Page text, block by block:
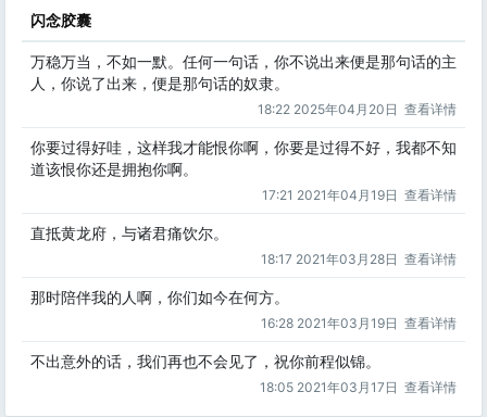
闪念胶囊
万稳万当，不如一默。任何一句话，你不说出来便是那句话的主
人，你说了出来，便是那句话的奴隶。
18:22 2025年04月20日 查看详情
你要过得好哇，这样我才能恨你啊，你要是过得不好，我都不知
道该恨你还是拥抱你啊。
17:21 2021年04月19日 查看详情
直抵黄龙府，与诸君痛饮尔。
18:17 2021年03月28日 查看详情
那时陪伴我的人啊，你们如今在何方。
16:28 2021年03月19日 查看详情
不出意外的话，我们再也不会见了，祝你前程似锦。
18:05 2021年03月17日 查看详情